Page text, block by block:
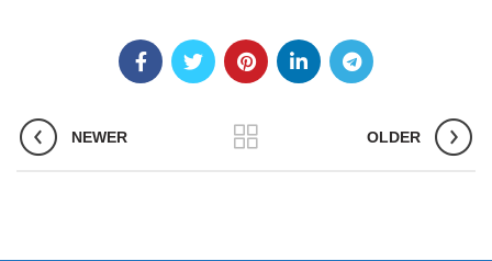
NEWER OLDER